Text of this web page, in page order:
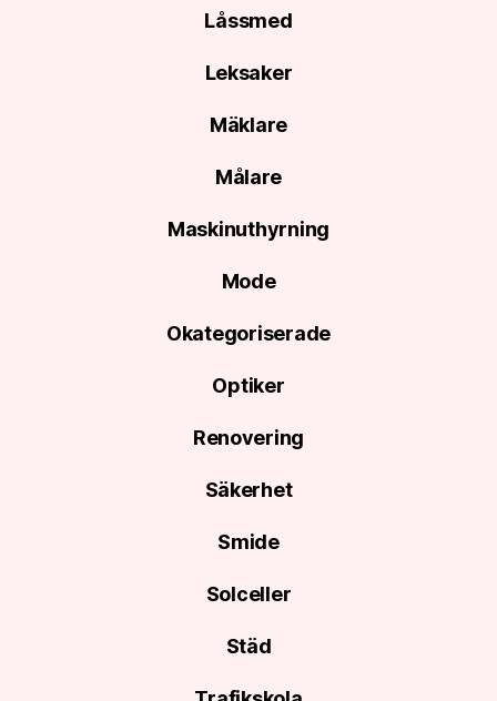
Låssmed
Leksaker
Mäklare
Målare
Maskinuthyrning
Mode
Okategoriserade
Optiker
Renovering
Säkerhet
Smide
Solceller
Städ